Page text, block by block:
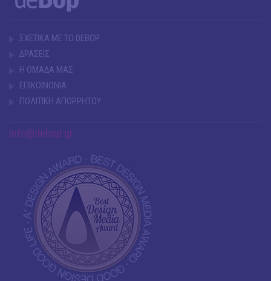
ΣΧΕΤΙΚΑ ΜΕ ΤΟ DEBOP
ΔΡΑΣΕΙΣ
Η ΟΜΑΔΑ ΜΑΣ
ΕΠΙΚΟΙΝΩΝΙΑ
ΠΟΛΙΤΙΚΗ ΑΠΟΡΡΗΤΟΥ
info@debop.gr